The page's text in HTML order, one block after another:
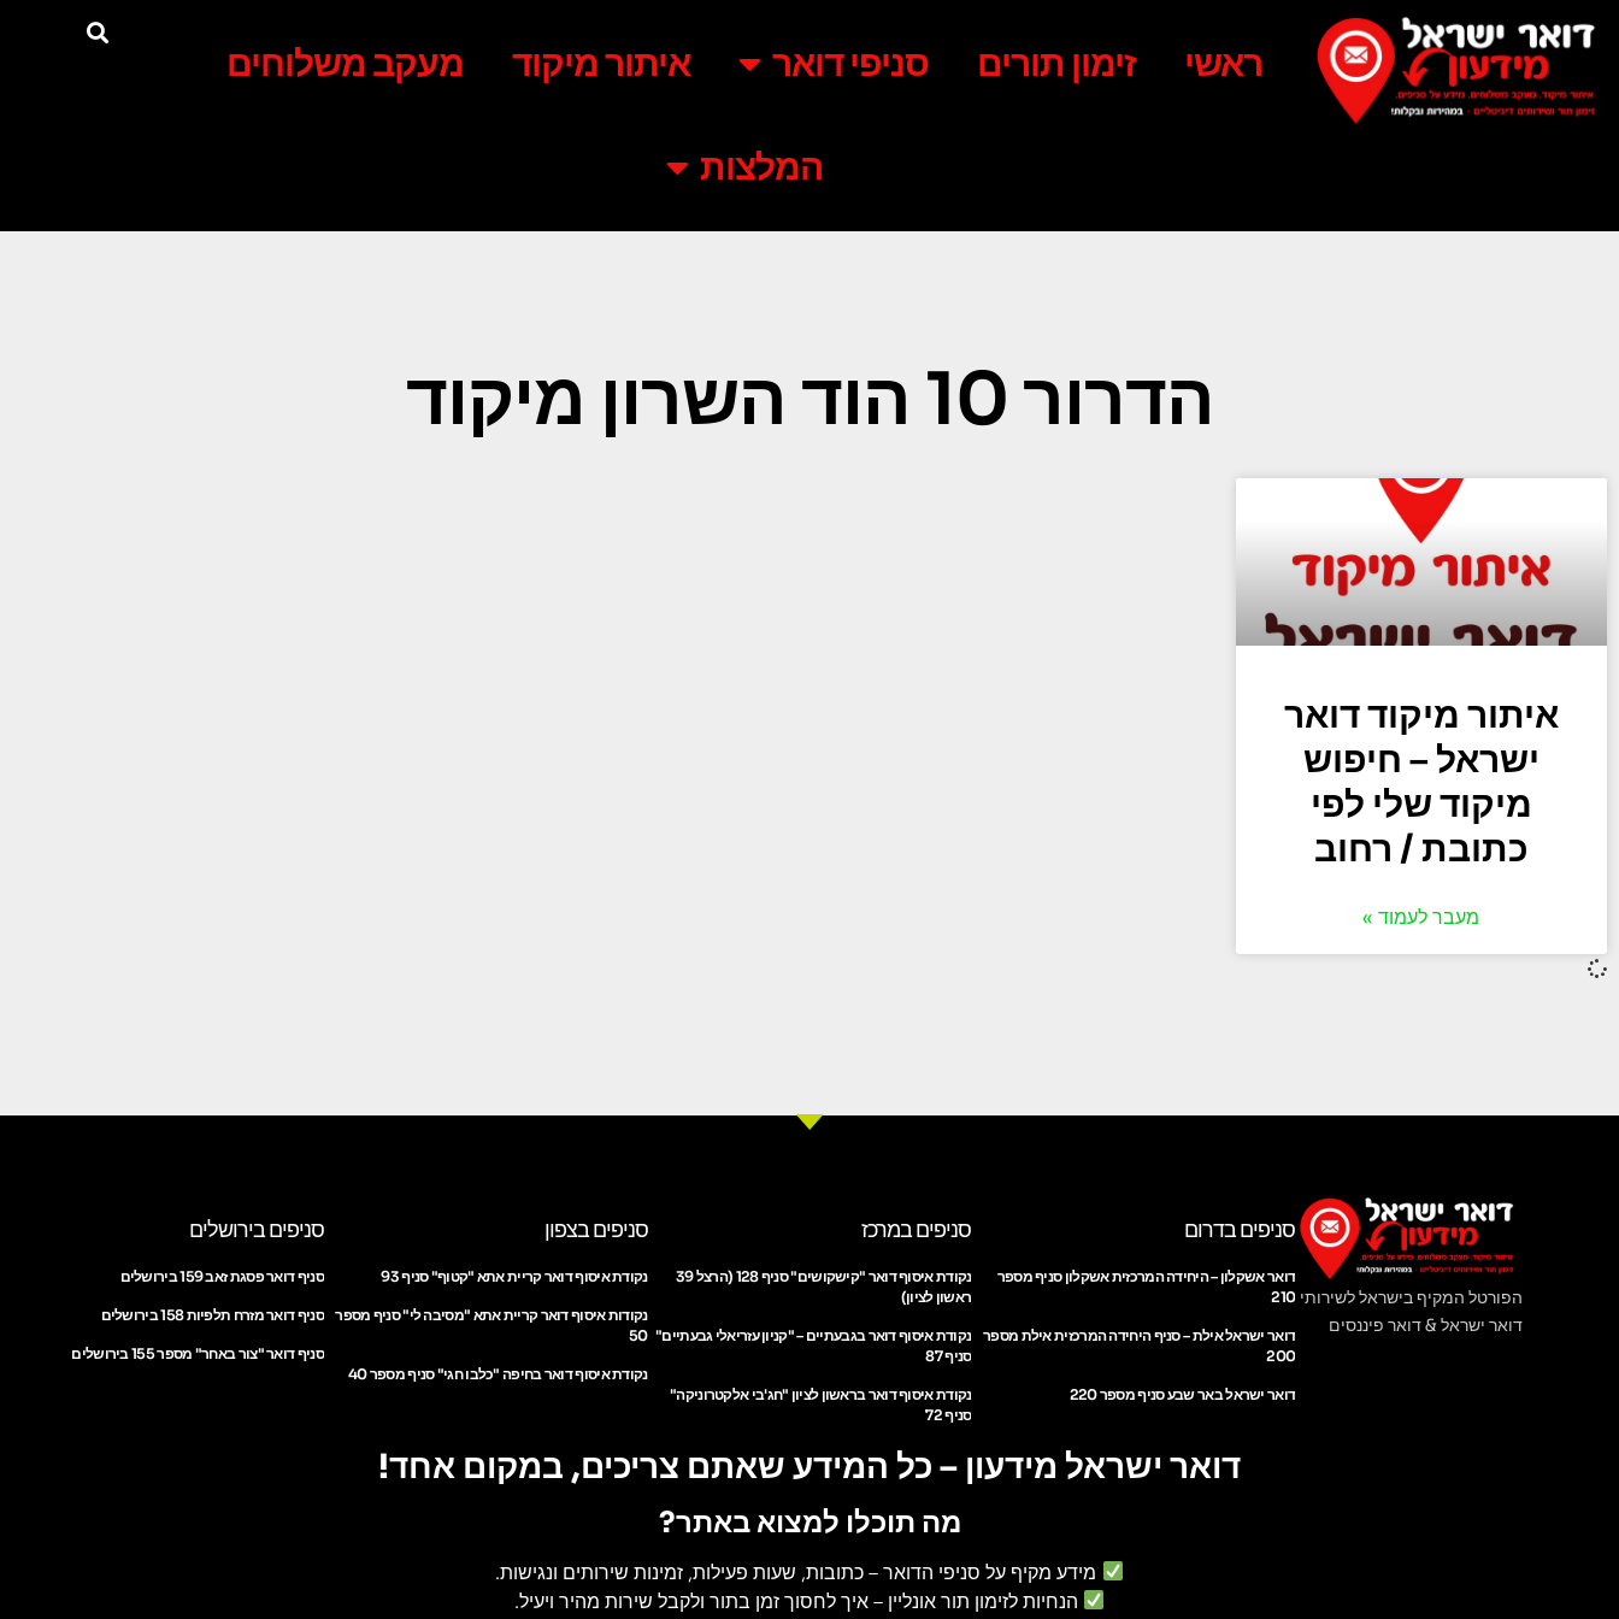
ראשי זימון תורים סניפי דואר איתור מיקוד מעקב משלוחים
המלצות
הדרור 10 הוד השרון מיקוד
איתור מיקוד דואר
ישראל – חיפוש
מיקוד שלי לפי
כתובת / רחוב
מעבר לעמוד »
הפורטל המקיף בישראל לשירותי
דואר ישראל & דואר פיננסים
סניפים בדרום
דואר אשקלון – היחידה המרכזית אשקלון סניף מספר
210
דואר ישראל אילת – סניף היחידה המרכזית אילת מספר
200
דואר ישראל באר שבע סניף מספר 220
סניפים במרכז
נקודת איסוף דואר "קישקושים" סניף 128 (הרצל 39
ראשון לציון)
נקודת איסוף דואר בגבעתיים – "קניון עזריאלי גבעתיים"
סניף 87
נקודת איסוף דואר בראשון לציון "חג'בי אלקטרוניקה"
סניף 72
סניפים בצפון
נקודת איסוף דואר קריית אתא "קטוף" סניף 93
נקודות איסוף דואר קריית אתא "מסיבה לי" סניף מספר
50
נקודת איסוף דואר בחיפה "כלבו חגי" סניף מספר 40
סניפים בירושלים
סניף דואר פסגת זאב 159 בירושלים
סניף דואר מזרח תלפיות 158 בירושלים
סניף דואר "צור באחר" מספר 155 בירושלים
דואר ישראל מידעון – כל המידע שאתם צריכים, במקום אחד!
מה תוכלו למצוא באתר?
מידע מקיף על סניפי הדואר– כתובות, שעות פעילות, זמינות שירותים ונגישות.
הנחיות לזימון תור אונליין – איך לחסוך זמן בתור ולקבל שירות מהיר ויעיל.